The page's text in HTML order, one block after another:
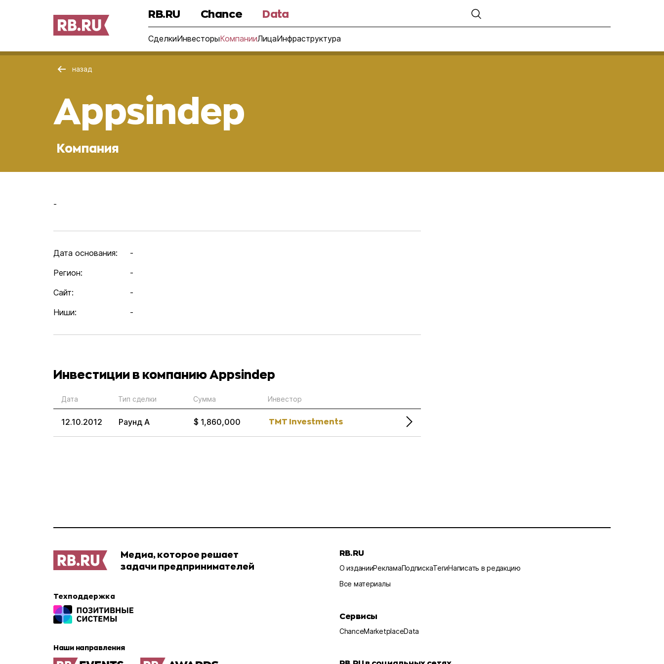
RB.RU Chance Data
СделкиИнвесторыКомпанииЛицаИнфраструктура
назад
Appsindep
Компания
-
Дата основания:
-
Регион:
-
Сайт:
-
Ниши:
-
Инвестиции в компанию Appsindep
Дата Тип сделки Сумма Инвестор
12.10.2012 Раунд А $ 1,860,000 TMT Investments
Медиа, которое решает
задачи предпринимателей
Техподдержка
Наши направления
RB.RU
О изданииРекламаПодпискаТегиНаписать в редакцию
Все материалы
Сервисы
ChanceMarketplaceData